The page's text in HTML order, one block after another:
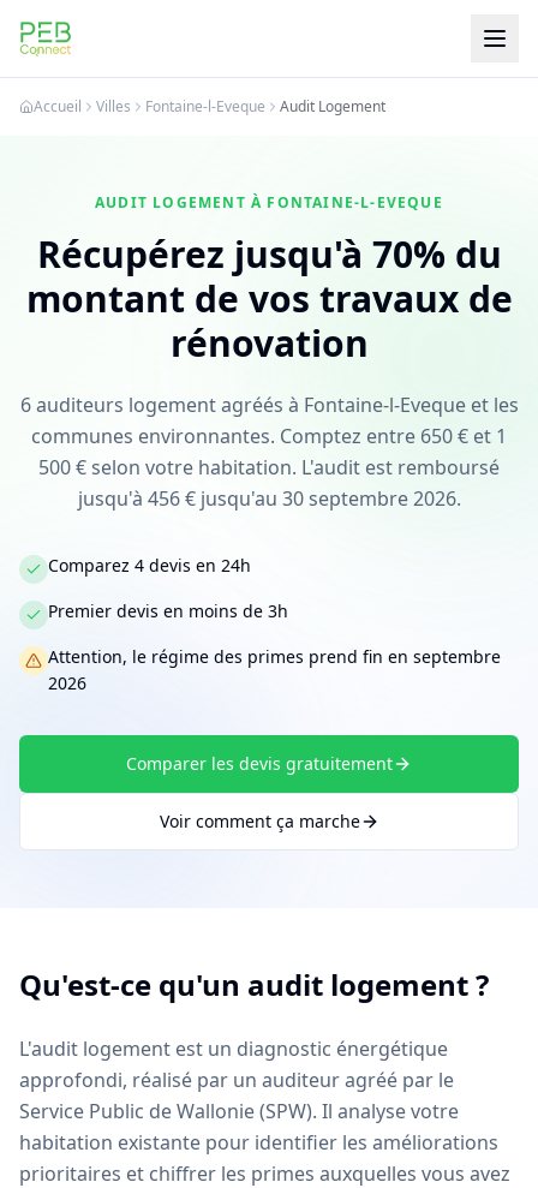
PEB Connect
Accueil Villes Fontaine-l-Eveque Audit Logement
AUDIT LOGEMENT À FONTAINE-L-EVEQUE
Récupérez jusqu'à 70% du
montant de vos travaux de
rénovation
6 auditeurs logement agréés à Fontaine-l-Eveque et les
communes environnantes. Comptez entre 650 € et 1
500 € selon votre habitation. L'audit est remboursé
jusqu'à 456 € jusqu'au 30 septembre 2026.
Comparez 4 devis en 24h
Premier devis en moins de 3h
Attention, le régime des primes prend fin en septembre
2026
Comparer les devis gratuitement
Voir comment ça marche
Qu'est-ce qu'un audit logement ?
L'audit logement est un diagnostic énergétique
approfondi, réalisé par un auditeur agréé par le
Service Public de Wallonie (SPW). Il analyse votre
habitation existante pour identifier les améliorations
prioritaires et chiffrer les primes auxquelles vous avez